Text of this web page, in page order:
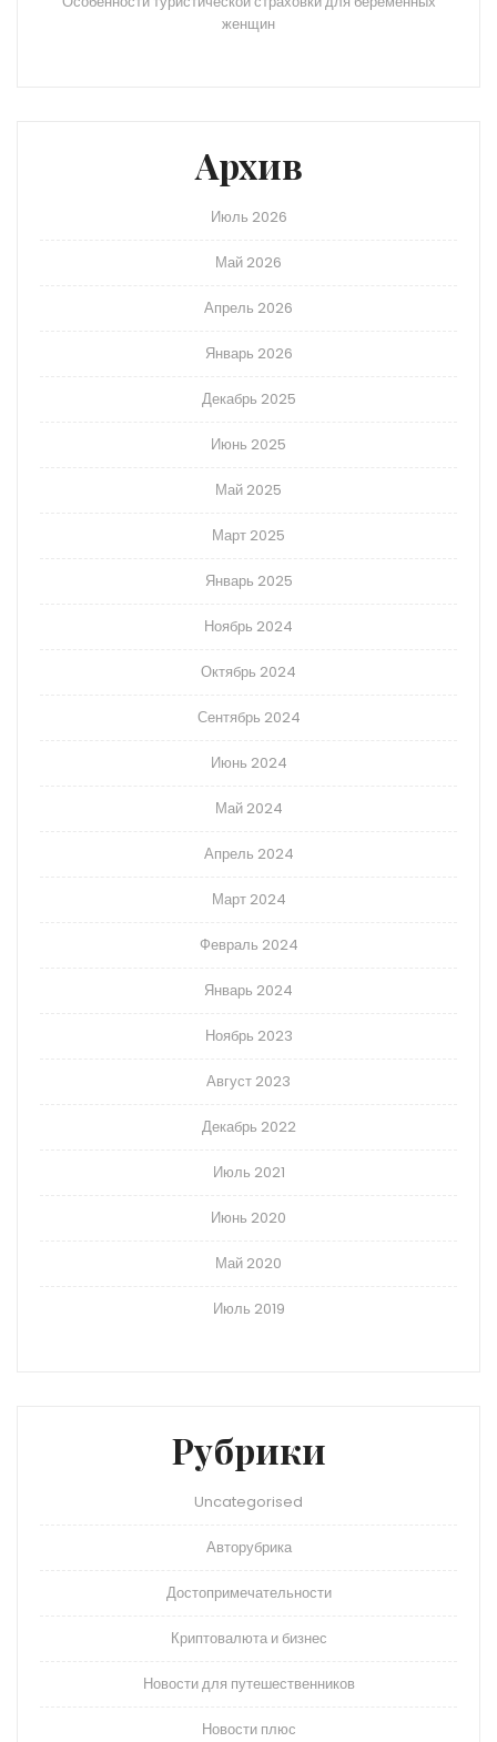
женщин
Архив
Июль 2026
Май 2026
Апрель 2026
Январь 2026
Декабрь 2025
Июнь 2025
Май 2025
Март 2025
Январь 2025
Ноябрь 2024
Октябрь 2024
Сентябрь 2024
Июнь 2024
Май 2024
Апрель 2024
Март 2024
Февраль 2024
Январь 2024
Ноябрь 2023
Август 2023
Декабрь 2022
Июль 2021
Июнь 2020
Май 2020
Июль 2019
Рубрики
Uncategorised
Авторубрика
Достопримечательности
Криптовалюта и бизнес
Новости для путешественников
Новости плюс